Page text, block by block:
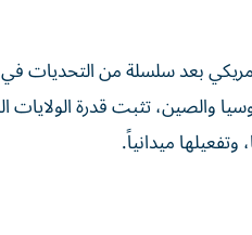
بعد سلسلة من التحديات
والصين، تثبت قدرة الولايات
ميدانياً.